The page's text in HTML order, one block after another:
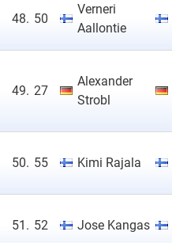
48. 50
Verneri
Aallontie
49. 27
Alexander
Strobl
50. 55 Kimi Rajala
51. 52 Jose Kangas